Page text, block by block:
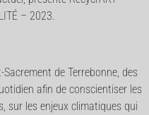
– 2023.
de Terrebonne, des
afin de conscientiser les
sur les enjeux climatiques qui